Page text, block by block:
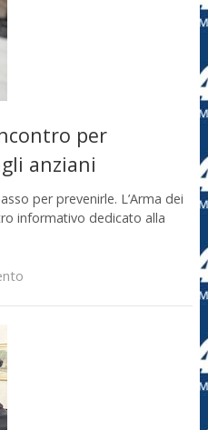
per
anziani
per prevenirle. L’Arma dei
informativo dedicato alla